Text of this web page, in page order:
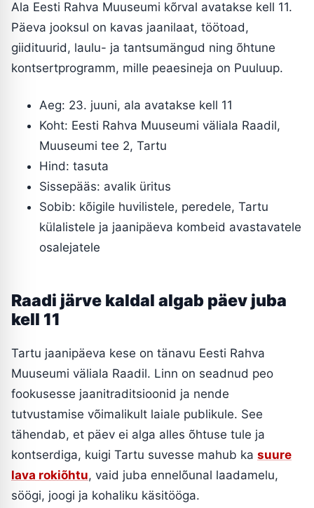
Ala Eesti Rahva Muuseumi kõrval avatakse kell 11.
Päeva jooksul on kavas jaanilaat, töötoad,
giidituurid, laulu- ja tantsumängud ning õhtune
kontsertprogramm, mille peaesineja on Puuluup.
Aeg: 23. juuni, ala avatakse kell 11
Koht: Eesti Rahva Muuseumi väliala Raadil,
Muuseumi tee 2, Tartu
Hind: tasuta
Sissepääs: avalik üritus
Sobib: kõigile huvilistele, peredele, Tartu
külalistele ja jaanipäeva kombeid avastavatele
osalejatele
Raadi järve kaldal algab päev juba
kell 11
Tartu jaanipäeva kese on tänavu Eesti Rahva
Muuseumi väliala Raadil. Linn on seadnud peo
fookusesse jaanitraditsioonid ja nende
tutvustamise võimalikult laiale publikule. See
tähendab, et päev ei alga alles õhtuse tule ja
kontserdiga, kuigi Tartu suvesse mahub ka suure
lava rokiõhtu, vaid juba ennelõunal laadamelu,
söögi, joogi ja kohaliku käsitööga.